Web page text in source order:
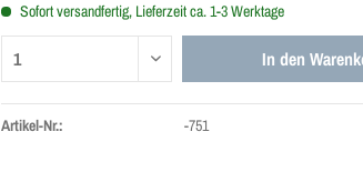
Sofort versandfertig, Lieferzeit ca. 1-3 Werktage
In den
Artikel-Nr.: -751